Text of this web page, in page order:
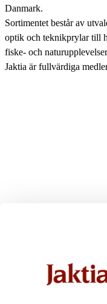
Pontonbåtar &
Båttillbehör
Danmark.
Sortimentet består av
optik och teknikprylar till
fiske- och
Jaktia är fullvärdiga